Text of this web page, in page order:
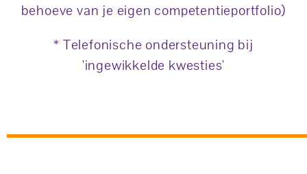
behoeve van je eigen competentieportfolio)
* Telefonische ondersteuning bij
'ingewikkelde kwesties'